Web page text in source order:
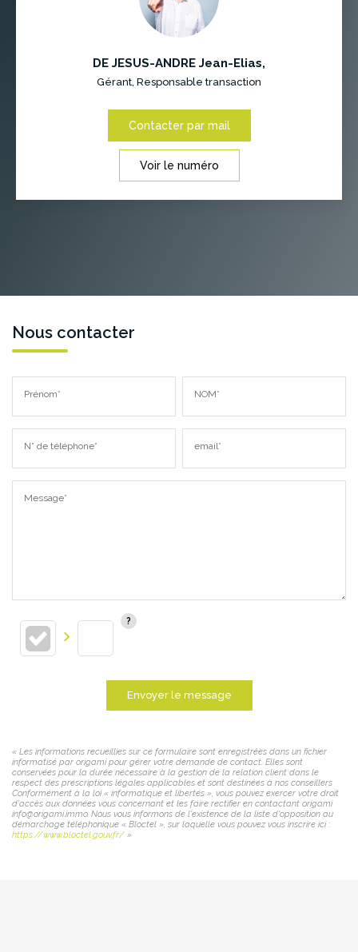
DE JESUS-ANDRE Jean-Elias,
Gérant, Responsable transaction
Contacter par mail
Voir le numéro
Nous contacter
Prénom* NOM*
N° de téléphone* email*
Message*
Envoyer le message
« Les informations recueillies sur ce formulaire sont enregistrées dans un fichier
informatisé par origami pour gérer votre demande de contact. Elles sont
conservées pour la durée nécessaire à la gestion de la relation client dans le
respect des prescriptions légales applicables et sont destinées à nos conseillers
Conformément à la loi « informatique et libertés », vous pouvez exercer votre droit
d'accès aux données vous concernant et les faire rectifier en contactant origami
info@origami.immo. Nous vous informons de l'existence de la liste d'opposition au
démarchage téléphonique « Bloctel », sur laquelle vous pouvez vous inscrire ici :
https://www.bloctel.gouv.fr/ »